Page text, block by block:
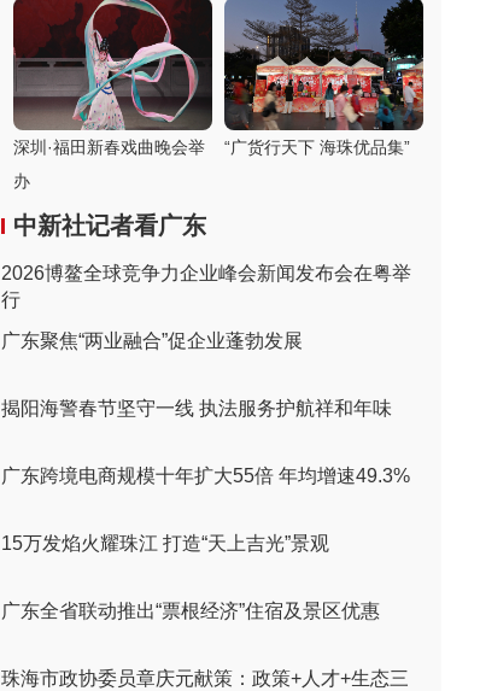
深圳·福田新春戏曲晚会举
办
“广货行天下 海珠优品集”
中新社记者看广东
2026博鳌全球竞争力企业峰会新闻发布会在粤举
行
广东聚焦“两业融合”促企业蓬勃发展
揭阳海警春节坚守一线 执法服务护航祥和年味
广东跨境电商规模十年扩大55倍 年均增速49.3%
15万发焰火耀珠江 打造“天上吉光”景观
广东全省联动推出“票根经济”住宿及景区优惠
珠海市政协委员章庆元献策：政策+人才+生态三